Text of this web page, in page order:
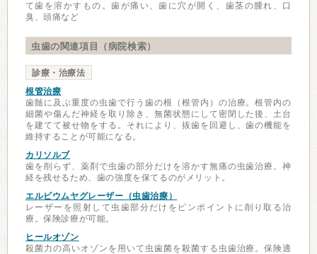
て歯を溶かすもの。歯が痛い、歯に穴が開く、歯茎の腫れ、口
臭、頭痛など
虫歯の関連項目（病院検索）
診療・治療法
根管治療
歯髄に及ぶ重度の虫歯で行う歯の根（根管内）の治療。根管内の
細菌や傷んだ神経を取り除き、無菌状態にして密閉した後、土台
を建てて被せ物をする。それにより、抜歯を回避し、歯の機能を
維持することが可能になる。
カリソルブ
歯を削らず、薬剤で虫歯の部分だけを溶かす無痛の虫歯治療。神
経を残せるため、歯の強度を保てるのがメリット。
エルビウムヤグレーザー（虫歯治療）
レーザーを照射して虫歯部分だけをピンポイントに削り取る治
療。保険診療が可能。
ヒールオゾン
殺菌力の高いオゾンを用いて虫歯菌を殺菌する虫歯治療。保険適